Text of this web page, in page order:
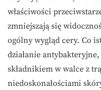
właściwości
zmniejszają się
ogólny wygląd cery. Co
działanie
składnikiem w walce z
niedoskonałościami